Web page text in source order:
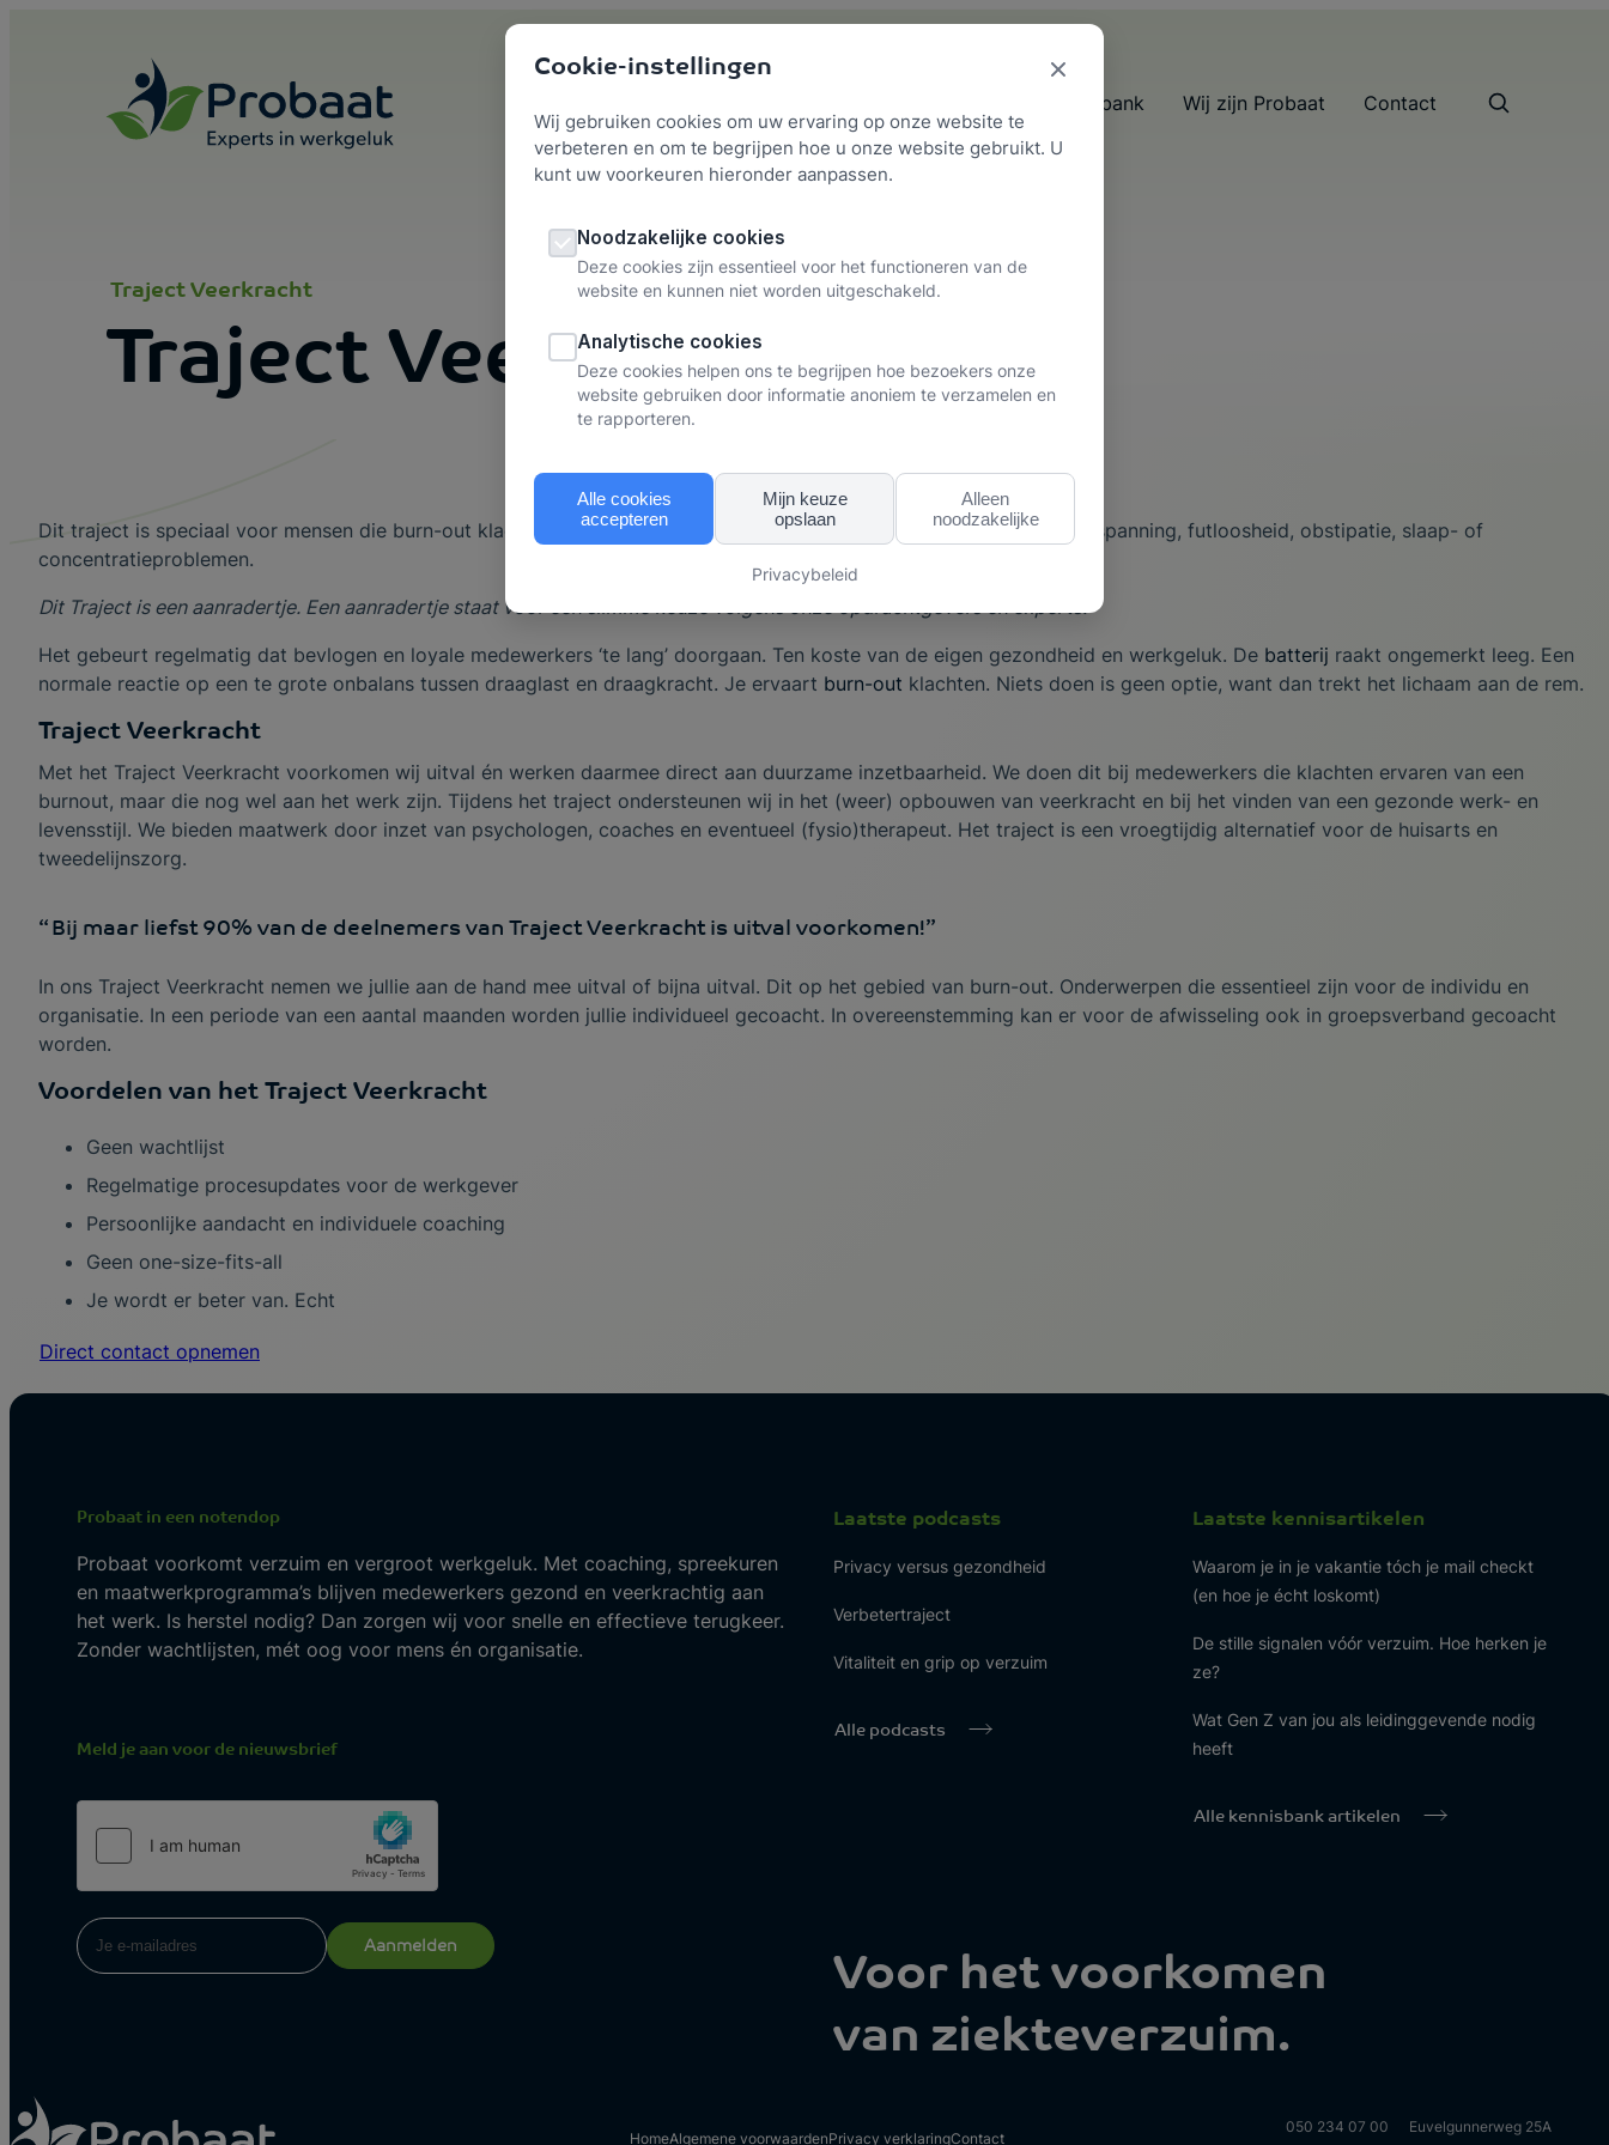
Cookie-instellingen
Wij gebruiken cookies om uw ervaring op onze website te
verbeteren en om te begrijpen hoe u onze website gebruikt. U
kunt uw voorkeuren hieronder aanpassen.
Noodzakelijke cookies
Deze cookies zijn essentieel voor het functioneren van de
website en kunnen niet worden uitgeschakeld.
Analytische cookies
Deze cookies helpen ons te begrijpen hoe bezoekers onze
website gebruiken door informatie anoniem te verzamelen en
te rapporteren.
Alle cookies
accepteren
Mijn keuze
opslaan
Alleen
noodzakelijke
Privacybeleid
Kennisbank Wij zijn Probaat Contact
Traject Veerkracht
Traject Veerkracht
Dit traject is speciaal voor mensen die burn-out klachten ervaren en nog wel aan het werk zijn. Burnout klachten als spanning, futloosheid, obstipatie, slaap- of
concentratieproblemen.
Dit Traject is een aanradertje. Een aanradertje staat voor een slimme keuze volgens onze opdrachtgevers en experts.
Het gebeurt regelmatig dat bevlogen en loyale medewerkers ‘te lang’ doorgaan. Ten koste van de eigen gezondheid en werkgeluk. De batterij raakt ongemerkt leeg. Een
normale reactie op een te grote onbalans tussen draaglast en draagkracht. Je ervaart burn-out klachten. Niets doen is geen optie, want dan trekt het lichaam aan de rem.
Traject Veerkracht
Met het Traject Veerkracht voorkomen wij uitval én werken daarmee direct aan duurzame inzetbaarheid. We doen dit bij medewerkers die klachten ervaren van een
burnout, maar die nog wel aan het werk zijn. Tijdens het traject ondersteunen wij in het (weer) opbouwen van veerkracht en bij het vinden van een gezonde werk- en
levensstijl. We bieden maatwerk door inzet van psychologen, coaches en eventueel (fysio)therapeut. Het traject is een vroegtijdig alternatief voor de huisarts en
tweedelijnszorg.
Bij maar liefst 90% van de deelnemers van Traject Veerkracht is uitval voorkomen!
In ons Traject Veerkracht nemen we jullie aan de hand mee uitval of bijna uitval. Dit op het gebied van burn-out. Onderwerpen die essentieel zijn voor de individu en
organisatie. In een periode van een aantal maanden worden jullie individueel gecoacht. In overeenstemming kan er voor de afwisseling ook in groepsverband gecoacht
worden.
Voordelen van het Traject Veerkracht
Geen wachtlijst
Regelmatige procesupdates voor de werkgever
Persoonlijke aandacht en individuele coaching
Geen one-size-fits-all
Je wordt er beter van. Echt
Direct contact opnemen
Probaat in een notendop
Probaat voorkomt verzuim en vergroot werkgeluk. Met coaching, spreekuren
en maatwerkprogramma’s blijven medewerkers gezond en veerkrachtig aan
het werk. Is herstel nodig? Dan zorgen wij voor snelle en effectieve terugkeer.
Zonder wachtlijsten, mét oog voor mens én organisatie.
Meld je aan voor de nieuwsbrief
Laatste podcasts
Privacy versus gezondheid
Verbetertraject
Vitaliteit en grip op verzuim
Alle podcasts
Laatste kennisartikelen
Waarom je in je vakantie tóch je mail checkt
(en hoe je écht loskomt)
De stille signalen vóór verzuim. Hoe herken je
ze?
Wat Gen Z van jou als leidinggevende nodig
heeft
Alle kennisbank artikelen
Voor het voorkomen
van ziekteverzuim.
HomeAlgemene voorwaardenPrivacy verklaringContact
050 234 07 00 Euvelgunnerweg 25A